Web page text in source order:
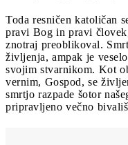
Toda resničen katoličan
pravi Bog in pravi
znotraj preoblikoval.
življenja, ampak je
svojim stvarnikom. Kot
vernim, Gospod, se
smrtjo razpade šotor
pripravljeno večno